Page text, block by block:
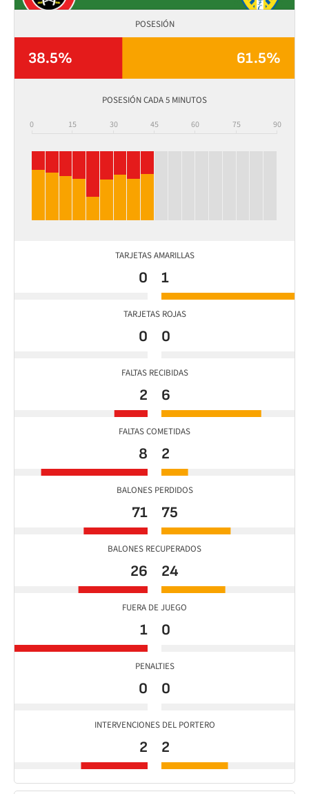
POSESIÓN
38.5% 61.5%
POSESIÓN CADA 5 MINUTOS
0 15 30 45 60 75 90
TARJETAS AMARILLAS
0 1
TARJETAS ROJAS
0 0
FALTAS RECIBIDAS
2 6
FALTAS COMETIDAS
8 2
BALONES PERDIDOS
71 75
BALONES RECUPERADOS
26 24
FUERA DE JUEGO
1 0
PENALTIES
0 0
INTERVENCIONES DEL PORTERO
2 2